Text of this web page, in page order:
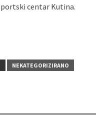
centar Kutina.
NEKATEGORIZIRANO